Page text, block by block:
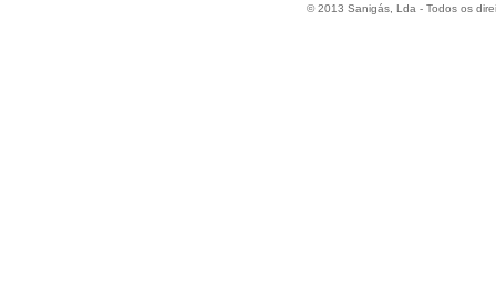
© 2013 Sanigás, Lda - Todos os